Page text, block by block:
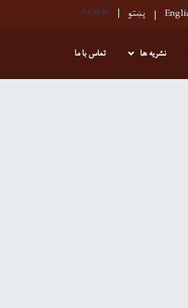
پښتو Arabic
نشریه ها تماس با ما